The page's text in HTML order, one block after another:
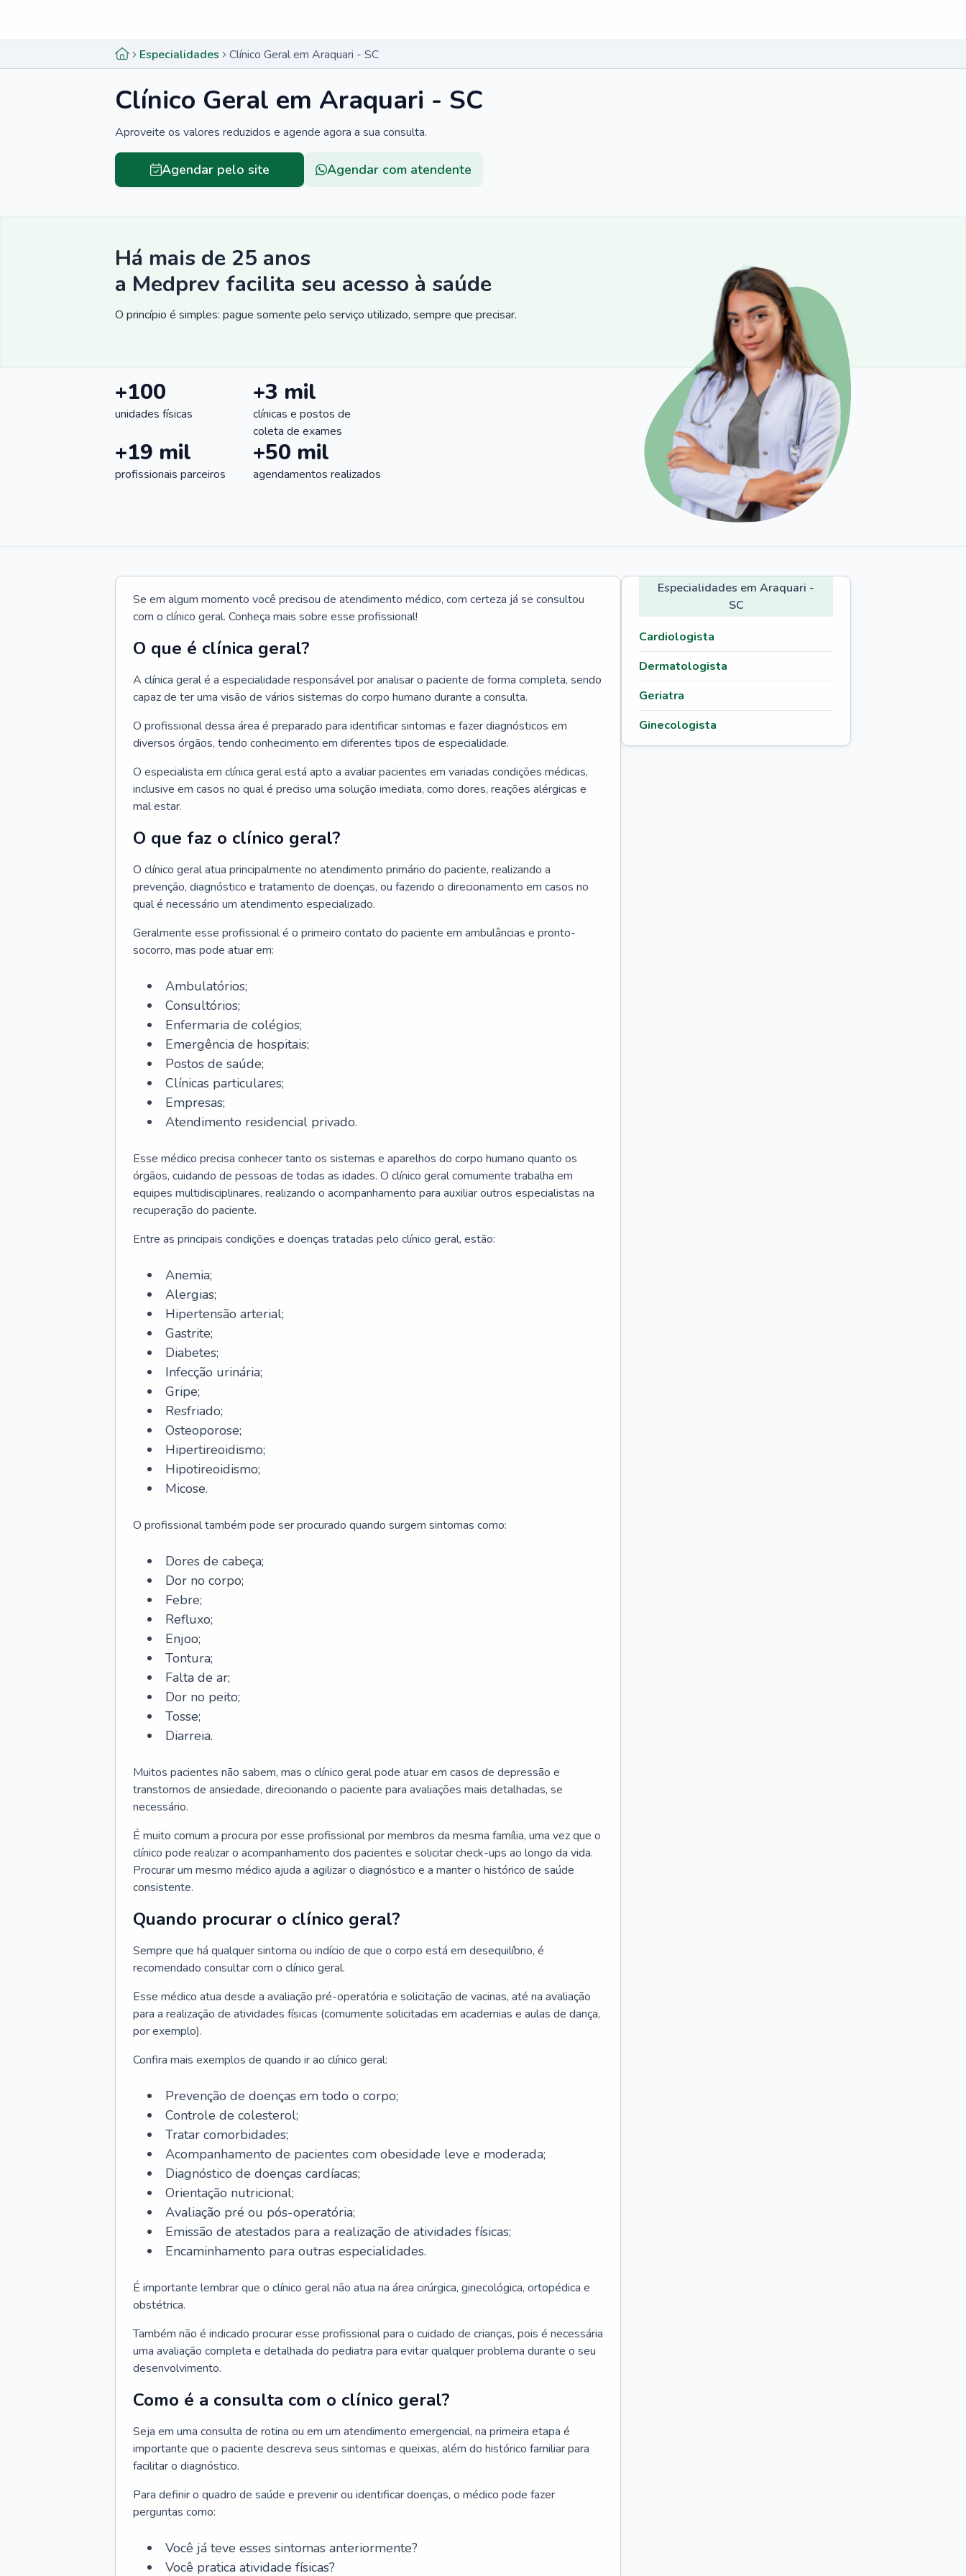
Especialidades Clínico Geral em Araquari - SC
Clínico Geral em Araquari - SC
Aproveite os valores reduzidos e agende agora a sua consulta.
Agendar pelo site Agendar com atendente
Há mais de 25 anos
a Medprev facilita seu acesso à saúde
O princípio é simples: pague somente pelo serviço utilizado, sempre que precisar.
+100
unidades físicas
+3 mil
clínicas e postos de
coleta de exames
+19 mil
profissionais parceiros
+50 mil
agendamentos realizados
Se em algum momento você precisou de atendimento médico, com certeza já se consultou
com o clínico geral. Conheça mais sobre esse profissional!
O que é clínica geral?
A clínica geral é a especialidade responsável por analisar o paciente de forma completa, sendo
capaz de ter uma visão de vários sistemas do corpo humano durante a consulta.
O profissional dessa área é preparado para identificar sintomas e fazer diagnósticos em
diversos órgãos, tendo conhecimento em diferentes tipos de especialidade.
O especialista em clínica geral está apto a avaliar pacientes em variadas condições médicas,
inclusive em casos no qual é preciso uma solução imediata, como dores, reações alérgicas e
mal estar.
O que faz o clínico geral?
O clínico geral atua principalmente no atendimento primário do paciente, realizando a
prevenção, diagnóstico e tratamento de doenças, ou fazendo o direcionamento em casos no
qual é necessário um atendimento especializado.
Geralmente esse profissional é o primeiro contato do paciente em ambulâncias e pronto-
socorro, mas pode atuar em:
Ambulatórios;
Consultórios;
Enfermaria de colégios;
Emergência de hospitais;
Postos de saúde;
Clínicas particulares;
Empresas;
Atendimento residencial privado.
Esse médico precisa conhecer tanto os sistemas e aparelhos do corpo humano quanto os
órgãos, cuidando de pessoas de todas as idades. O clínico geral comumente trabalha em
equipes multidisciplinares, realizando o acompanhamento para auxiliar outros especialistas na
recuperação do paciente.
Entre as principais condições e doenças tratadas pelo clínico geral, estão:
Anemia;
Alergias;
Hipertensão arterial;
Gastrite;
Diabetes;
Infecção urinária;
Gripe;
Resfriado;
Osteoporose;
Hipertireoidismo;
Hipotireoidismo;
Micose.
O profissional também pode ser procurado quando surgem sintomas como:
Dores de cabeça;
Dor no corpo;
Febre;
Refluxo;
Enjoo;
Tontura;
Falta de ar;
Dor no peito;
Tosse;
Diarreia.
Muitos pacientes não sabem, mas o clínico geral pode atuar em casos de depressão e
transtornos de ansiedade, direcionando o paciente para avaliações mais detalhadas, se
necessário.
É muito comum a procura por esse profissional por membros da mesma família, uma vez que o
clínico pode realizar o acompanhamento dos pacientes e solicitar check-ups ao longo da vida.
Procurar um mesmo médico ajuda a agilizar o diagnóstico e a manter o histórico de saúde
consistente.
Quando procurar o clínico geral?
Sempre que há qualquer sintoma ou indício de que o corpo está em desequilíbrio, é
recomendado consultar com o clínico geral.
Esse médico atua desde a avaliação pré-operatória e solicitação de vacinas, até na avaliação
para a realização de atividades físicas (comumente solicitadas em academias e aulas de dança,
por exemplo).
Confira mais exemplos de quando ir ao clínico geral:
Prevenção de doenças em todo o corpo;
Controle de colesterol;
Tratar comorbidades;
Acompanhamento de pacientes com obesidade leve e moderada;
Diagnóstico de doenças cardíacas;
Orientação nutricional;
Avaliação pré ou pós-operatória;
Emissão de atestados para a realização de atividades físicas;
Encaminhamento para outras especialidades.
É importante lembrar que o clínico geral não atua na área cirúrgica, ginecológica, ortopédica e
obstétrica.
Também não é indicado procurar esse profissional para o cuidado de crianças, pois é necessária
uma avaliação completa e detalhada do pediatra para evitar qualquer problema durante o seu
desenvolvimento.
Como é a consulta com o clínico geral?
Seja em uma consulta de rotina ou em um atendimento emergencial, na primeira etapa é
importante que o paciente descreva seus sintomas e queixas, além do histórico familiar para
facilitar o diagnóstico.
Para definir o quadro de saúde e prevenir ou identificar doenças, o médico pode fazer
perguntas como:
Você já teve esses sintomas anteriormente?
Você pratica atividade físicas?
Especialidades em Araquari -
SC
Cardiologista
Dermatologista
Geriatra
Ginecologista